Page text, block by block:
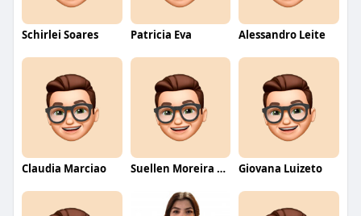
Schirlei Soares Patricia Eva Alessandro Leite
Claudia Marciao Suellen Moreira Parente de Oliveira Giovana Luizeto